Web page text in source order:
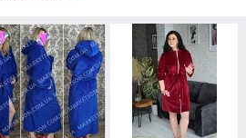
в повсякденному домашньої
тілу дихати, вбирає вологу і
і не викликає подразнень на
від нашого інтернет-магазину
м'якого, пухнастого, теплого і
нового покоління. Чудово